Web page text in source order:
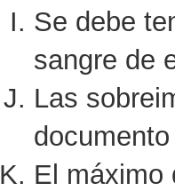
Se debe
sangre de
Las
documento
El máximo